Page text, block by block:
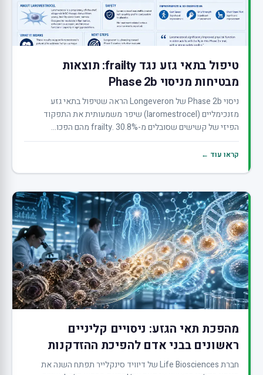
טיפול בתאי גזע נגד frailty: תוצאות
מבטיחות מניסוי Phase 2b
ניסוי Phase 2b של Longeveron הראה שטיפול בתאי גזע
מזנכימליים (laromestrocel) שיפר משמעותית את התפקוד
הפיזי של קשישים שסובלים מ-frailty. 30.8% מהם הפכו...
קראו עוד ←
מהפכת תאי הגזע: ניסויים קליניים
ראשונים בבני אדם להפיכת ההזדקנות
חברת Life Biosciences של דיוויד סינקלייר תפתח השנה את